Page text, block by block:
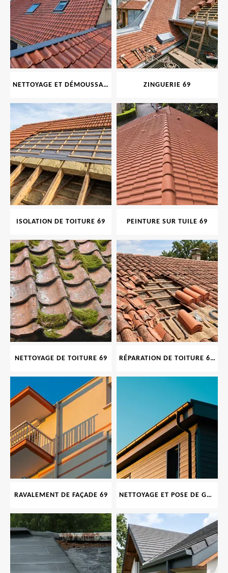
NETTOYAGE ET DÉMOUSSAGE DE TOITURE ET FAÇADE 69 ZINGUERIE 69
ISOLATION DE TOITURE 69 PEINTURE SUR TUILE 69
NETTOYAGE DE TOITURE 69 RÉPARATION DE TOITURE 69 RHONE, TUILES CASSÉES OU ABIMÉES
RAVALEMENT DE FAÇADE 69 NETTOYAGE ET POSE DE GOUTTIÈRE 69